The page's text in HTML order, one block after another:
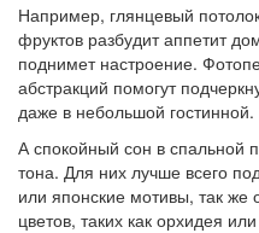
Например, глянцевый
фруктов разбудит аппетит
поднимет настроение.
абстракций помогут
даже в небольшой гостинной.
А спокойный сон в спальной
тона. Для них лучше всего
или японские мотивы, так
цветов, таких как орхидея